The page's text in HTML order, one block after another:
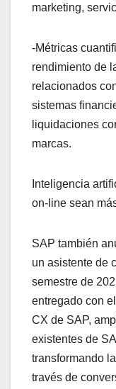
marketing,
-Métricas
rendimiento de
relacionados
sistemas
liquidaciones
marcas.
Inteligencia
on-line sean
SAP también
un asistente de
semestre de
entregado con
CX de SAP,
existentes de
transformando
través de